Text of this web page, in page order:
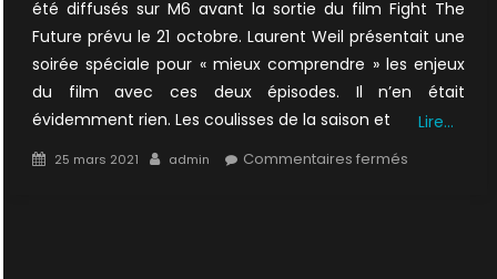
été diffusés sur M6 avant la sortie du film Fight The
Future prévu le 21 octobre. Laurent Weil présentait une
soirée spéciale pour « mieux comprendre » les enjeux
du film avec ces deux épisodes. Il n’en était
évidemment rien. Les coulisses de la saison et
Lire…
Posted
25 mars 2021 Author
admin Commentaires ferméssur